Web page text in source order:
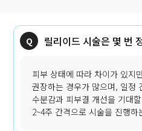
릴리이드 시술은 몇 번
피부 상태에 따라 차이가 있지
권장하는 경우가 많으며, 일정
수분감과 피부결 개선을 기대
2~4주 간격으로 시술을 진행